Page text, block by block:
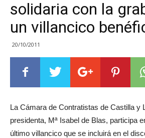
solidaria con la
un villancico
20/10/2011
La Cámara de Contratistas de Castilla y
presidenta, Mª Isabel de Blas, participa
último villancico que se incluirá en el